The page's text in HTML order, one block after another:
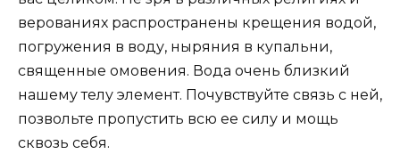
верованиях распространены крещения водой,
погружения в воду, ныряния в купальни,
священные омовения. Вода очень близкий
нашему телу элемент. Почувствуйте связь с ней,
позвольте пропустить всю ее силу и мощь
сквозь себя.